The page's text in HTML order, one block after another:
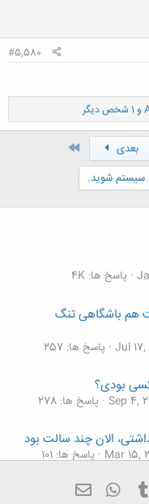
#5,580
و 1 شخص دیگر
بعدی
سیستم شوید.
پاسخ ها: 4K
هم باشگاهی تنگ
Jul 17, پاسخ ها: 257
بودی؟
Sep 4, پاسخ ها: 278
الان چند سالت بود
Mar 15,
پاسخ ها: 101
Tumblr
WhatsApp